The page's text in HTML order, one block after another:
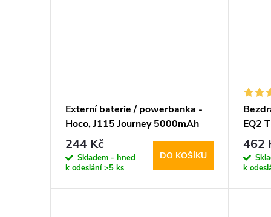
Externí baterie / powerbanka -
Hoco, J115 Journey 5000mAh
Black
244 Kč
Skladem - hned
k odeslání>5 ks
DO KOŠÍKU
EQ2
462
k